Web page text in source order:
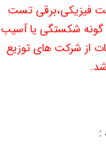
فیزیکی،برقی تست
گونه شکستگی یا آسیب
از شرکت های توزیع
: